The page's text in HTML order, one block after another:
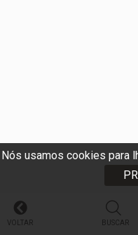
Nós usamos cookies para
VOLTAR BUSCAR